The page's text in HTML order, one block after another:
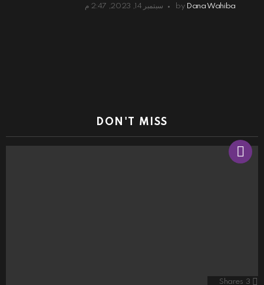
by Dana Wahiba سبتمبر 14, 2023, 2:47 م
DON'T MISS
3
Shares